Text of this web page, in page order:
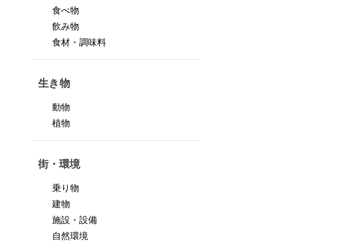
食べ物
飲み物
食材・調味料
生き物
動物
植物
街・環境
乗り物
建物
施設・設備
自然環境